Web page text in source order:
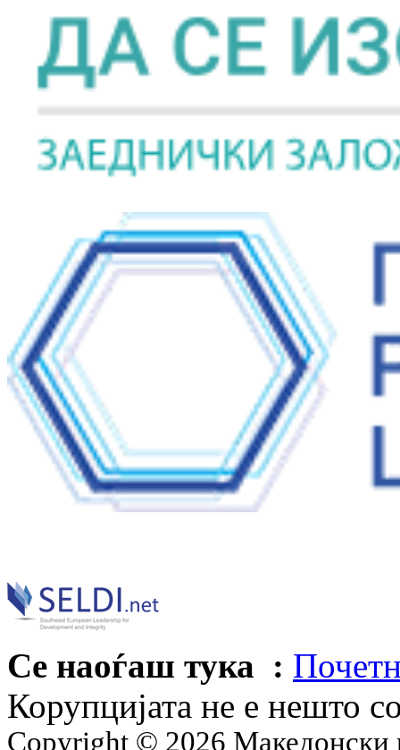
Се наоѓаш тука :
Корупцијата не е нешто
Copyright © 2026 Македонски